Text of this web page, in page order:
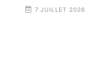
7 JUILLET 2026